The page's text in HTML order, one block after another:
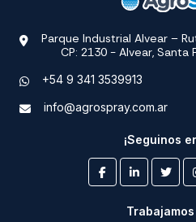
Parque Industrial Alvear –
CP: 2130 - Alvear, Santa
+54 9 341 3539913
info@agrospray.com.ar
¡Seguinos